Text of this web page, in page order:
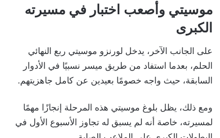
موسيتي وأصعب اختبار في مسيرته
الكبرى
على الجانب الآخر، يدخل لورنزو موسيتي ربع النهائي
الحلم، بعدما استفاد من طريق ميسر نسبيًا في الأدوار
السابقة، حيث واجه خصومًا بعيدين عن كامل جاهزيتهم.
ومع ذلك، يظل بلوغ موسيتي هذه المرحلة إنجازًا مهمًا
لمسيرته، خاصة أنه لم يسبق له تجاوز الأسبوع الأول في